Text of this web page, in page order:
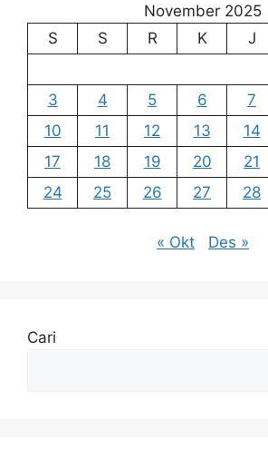
November 2025
S
S R K J
3
4 5 6 7
10
11 12 13 14
17
18 19 20 21
24
25 26 27 28
« Okt Des »
Cari